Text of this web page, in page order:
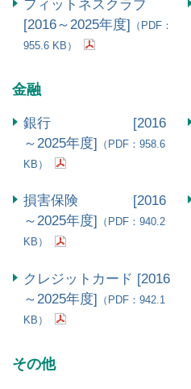
フィットネスクラブ
[2016～2025年度] （PDF：
955.6 KB）
金融
銀行 [2016
～2025年度]
（PDF：958.6
KB）
損害保険 [2016
～2025年度]
（PDF：940.2
KB）
クレジットカード [2016
～2025年度] （PDF：942.1
KB）
その他